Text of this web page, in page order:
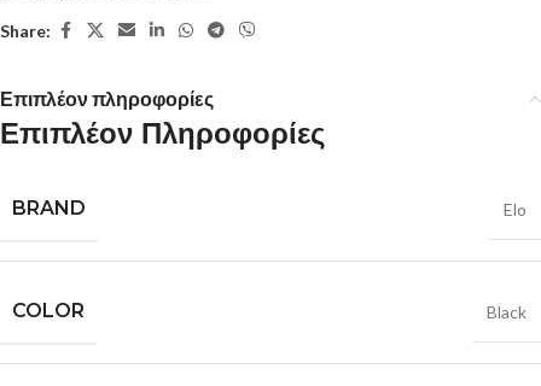
Share:
Επιπλέον πληροφορίες
Επιπλέον Πληροφορίες
BRAND Elo
COLOR Black